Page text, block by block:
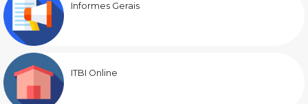
Informes Gerais
ITBI Online